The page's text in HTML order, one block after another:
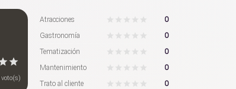
voto(s)
Atracciones 0
Gastronomía 0
Tematización 0
Mantenimiento 0
Trato al cliente 0